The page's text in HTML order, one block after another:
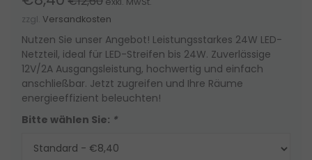
zzgl. Versandkosten
Nutzen Sie unser Angebot! Leistungsstarkes 24W LED-
Netzteil, ideal für LED-Streifen bis 24W. Zuverlässige
12V/2A Ausgangsleistung, hochwertig und einfach
anschließbar. Jetzt zugreifen und Ihre Räume
energieeffizient beleuchten!
Bitte wählen Sie: *